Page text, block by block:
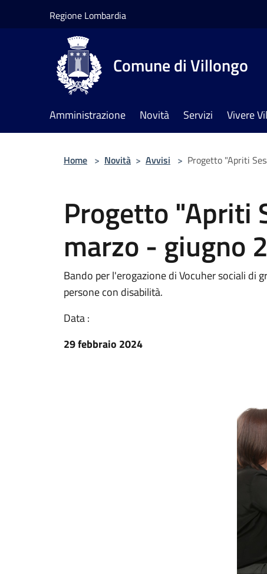
Regione Lombardia
Comune di Villongo
Amministrazione Novità Servizi Vivere
Home > Novità > Avvisi > Progetto "Apriti
Progetto "Apriti
marzo - giugno
Bando per l'erogazione di Vocuher sociali di
persone con disabilità.
Data :
29 febbraio 2024